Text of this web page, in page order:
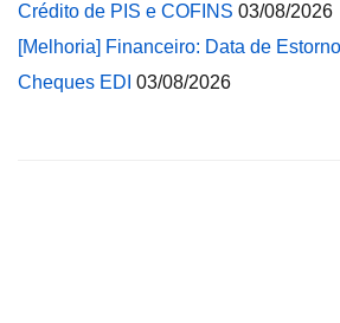
Crédito de PIS e COFINS 03/08/2026
[Melhoria] Financeiro: Data de
Cheques EDI 03/08/2026